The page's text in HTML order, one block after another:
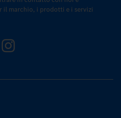
il marchio, i prodotti e i servizi